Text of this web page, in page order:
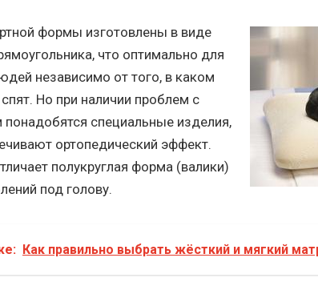
формы изготовлены в виде
что оптимально для
независимо от того, в каком
Но при наличии проблем с
специальные изделия,
ортопедический эффект.
полукруглая форма (валики)
под голову.
Как правильно выбрать жёсткий и мягкий